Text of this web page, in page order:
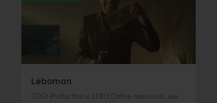
Leboman
GOGI Production и LEBO Coffee показали, как